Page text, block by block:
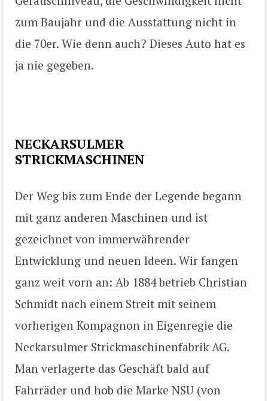
zum Baujahr und die Ausstattung nicht in
die 70er. Wie denn auch? Dieses Auto hat es
ja nie gegeben.
NECKARSULMER
STRICKMASCHINEN
Der Weg bis zum Ende der Legende begann
mit ganz anderen Maschinen und ist
gezeichnet von immerwährender
Entwicklung und neuen Ideen. Wir fangen
ganz weit vorn an: Ab 1884 betrieb Christian
Schmidt nach einem Streit mit seinem
vorherigen Kompagnon in Eigenregie die
Neckarsulmer Strickmaschinenfabrik AG.
Man verlagerte das Geschäft bald auf
Fahrräder und hob die Marke NSU (von